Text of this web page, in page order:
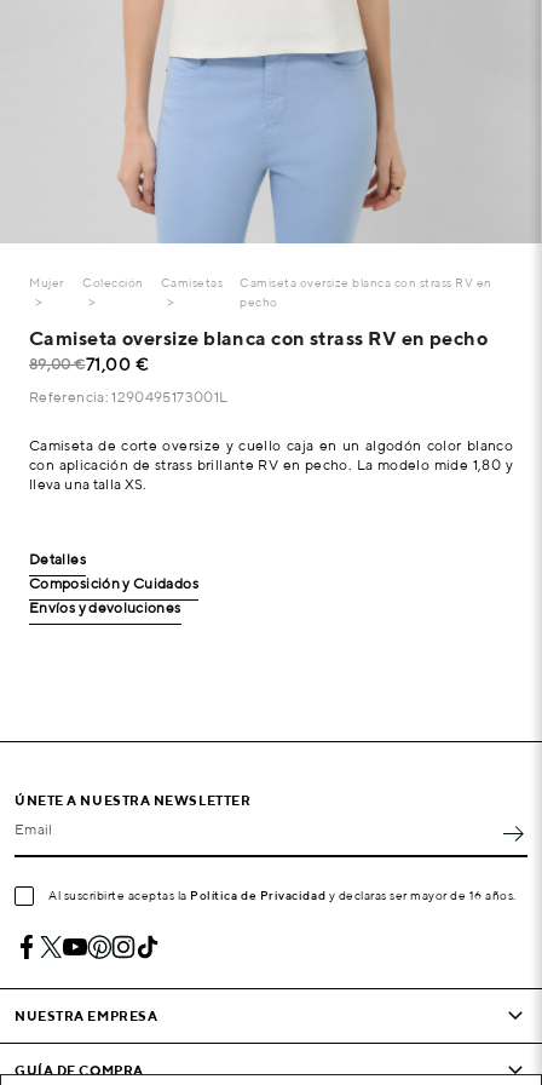
Mujer Colección Camisetas
Camiseta oversize blanca con strass RV en
pecho
Camiseta oversize blanca con strass RV en pecho
89,00 €71,00 €
Referencia: 1290495173001L
Camiseta de corte oversize y cuello caja en un algodón color blanco
con aplicación de strass brillante RV en pecho. La modelo mide 1,80 y
lleva una talla XS.
Detalles
Composición y Cuidados
Envíos y devoluciones
ÚNETE A NUESTRA NEWSLETTER
Email
Al suscribirte aceptas la Política de Privacidad y declaras ser mayor de 16 años.
NUESTRA EMPRESA
GUÍA DE COMPRA